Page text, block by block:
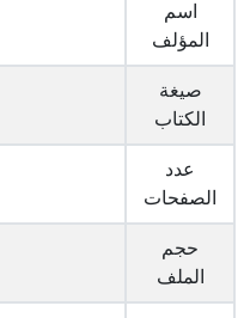
اسم
المؤلف
صيغة
الكتاب
عدد
الصفحات
حجم
الملف